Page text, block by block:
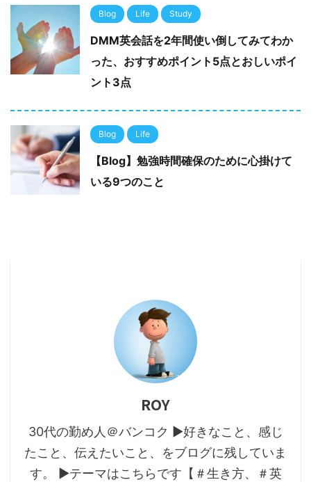
Blog Life Study
DMM英会話を2年間使い倒してみてわか
った、おすすめポイント5点とおしいポイ
ント3点
Blog Life
【Blog】勉強時間確保のために心掛けて
いる9つのこと
ROY
30代の勤め人＠バンコク ▶好きなこと、感じ
たこと、伝えたいこと、をブログに残していま
す。 ▶テーマはこちらです【＃生き方、＃英